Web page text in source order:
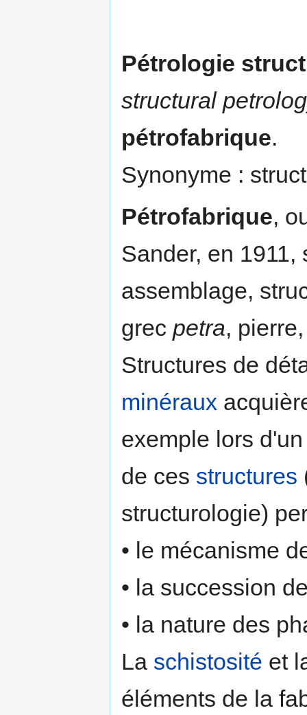
Pétrologie
structural
pétrofabrique.
Synonyme :
Pétrofabrique,
Sander, en
assemblage,
grec petra,
Structures de
minéraux
exemple lors
de ces structures
structurologie)
• le mécanisme
• la succession
• la nature des
La schistosité et
éléments de la